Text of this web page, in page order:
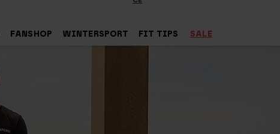
FANSHOP WINTERSPORT FIT TIPS SALE